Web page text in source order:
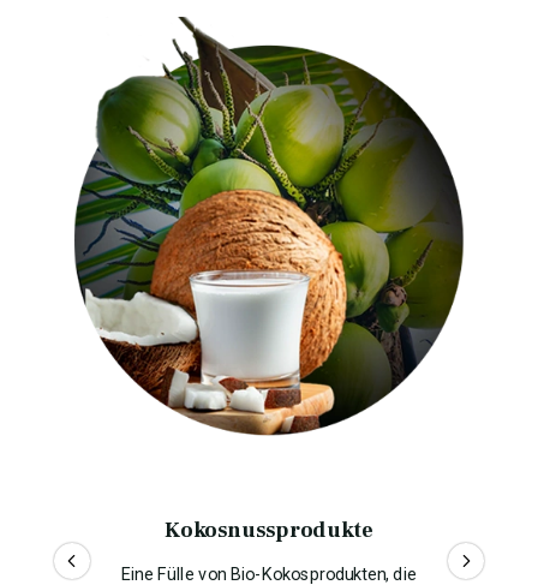
Kokosnussprodukte
Eine Fülle von Bio-Kokosprodukten, die